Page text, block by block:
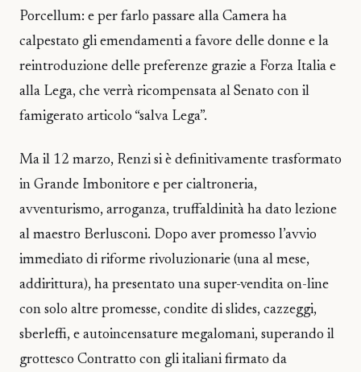
Porcellum: e per farlo passare alla Camera ha
calpestato gli emendamenti a favore delle donne e la
reintroduzione delle preferenze grazie a Forza Italia e
alla Lega, che verrà ricompensata al Senato con il
famigerato articolo “salva Lega”.
Ma il 12 marzo, Renzi si è definitivamente trasformato
in Grande Imbonitore e per cialtroneria,
avventurismo, arroganza, truffaldinità ha dato lezione
al maestro Berlusconi. Dopo aver promesso l’avvio
immediato di riforme rivoluzionarie (una al mese,
addirittura), ha presentato una super-vendita on-line
con solo altre promesse, condite di slides, cazzeggi,
sberleffi, e autoincensature megalomani, superando il
grottesco Contratto con gli italiani firmato da